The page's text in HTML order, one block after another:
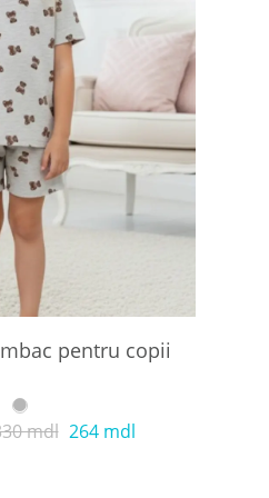
pentru copii
mdl 264 mdl